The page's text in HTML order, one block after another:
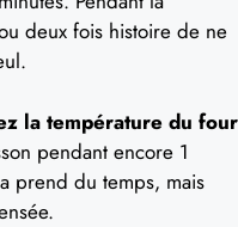
deux fois histoire de ne
la température du four
pendant encore 1
prend du temps, mais